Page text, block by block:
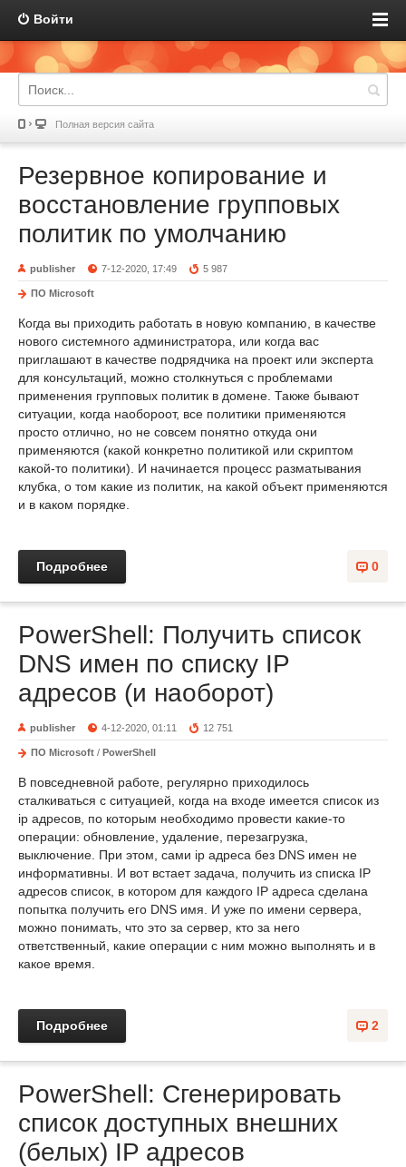
Войти
Полная версия сайта
Резервное копирование и
восстановление групповых
политик по умолчанию
publisher 7-12-2020, 17:49 5 987
ПО Microsoft
Когда вы приходить работать в новую компанию, в качестве
нового системного администратора, или когда вас
приглашают в качестве подрядчика на проект или эксперта
для консультаций, можно столкнуться с проблемами
применения групповых политик в домене. Также бывают
ситуации, когда наобороот, все политики применяются
просто отлично, но не совсем понятно откуда они
применяются (какой конкретно политикой или скриптом
какой-то политики). И начинается процесс разматывания
клубка, о том какие из политик, на какой объект применяются
и в каком порядке.
0
Подробнее
PowerShell: Получить список
DNS имен по списку IP
адресов (и наоборот)
publisher 4-12-2020, 01:11 12 751
ПО Microsoft / PowerShell
В повседневной работе, регулярно приходилось
сталкиваться с ситуацией, когда на входе имеется список из
ip адресов, по которым необходимо провести какие-то
операции: обновление, удаление, перезагрузка,
выключение. При этом, сами ip адреса без DNS имен не
информативны. И вот встает задача, получить из списка IP
адресов список, в котором для каждого IP адреса сделана
попытка получить его DNS имя. И уже по имени сервера,
можно понимать, что это за сервер, кто за него
ответственный, какие операции с ним можно выполнять и в
какое время.
2
Подробнее
PowerShell: Сгенерировать
список доступных внешних
(белых) IP адресов